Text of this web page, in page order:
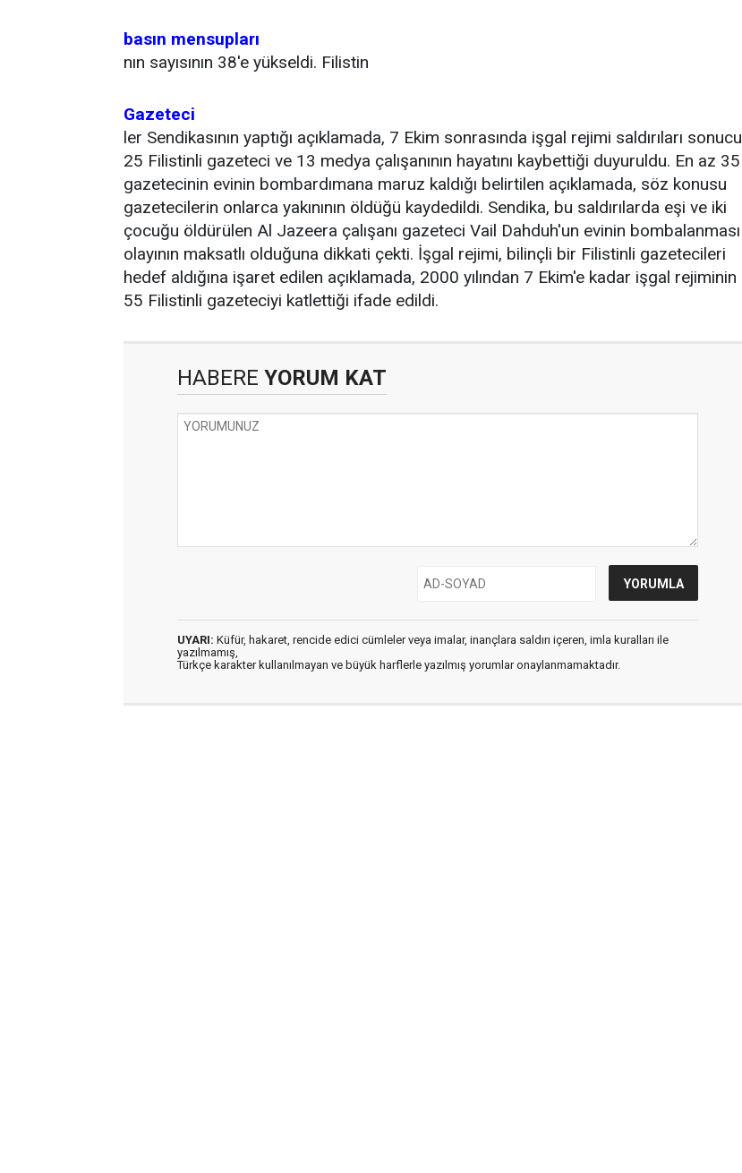
basın mensupları
nın sayısının 38'e yükseldi. Filistin
Gazeteci
ler Sendikasının yaptığı açıklamada, 7 Ekim sonrasında işgal rejimi saldırıları sonucu
25 Filistinli gazeteci ve 13 medya çalışanının hayatını kaybettiği duyuruldu. En az 35
gazetecinin evinin bombardımana maruz kaldığı belirtilen açıklamada, söz konusu
gazetecilerin onlarca yakınının öldüğü kaydedildi. Sendika, bu saldırılarda eşi ve iki
çocuğu öldürülen Al Jazeera çalışanı gazeteci Vail Dahduh'un evinin bombalanması
olayının maksatlı olduğuna dikkati çekti. İşgal rejimi, bilinçli bir Filistinli gazetecileri
hedef aldığına işaret edilen açıklamada, 2000 yılından 7 Ekim'e kadar işgal rejiminin
55 Filistinli gazeteciyi katlettiği ifade edildi.
HABERE YORUM KAT
UYARI: Küfür, hakaret, rencide edici cümleler veya imalar, inançlara saldırı içeren, imla kuralları ile
yazılmamış,
Türkçe karakter kullanılmayan ve büyük harflerle yazılmış yorumlar onaylanmamaktadır.